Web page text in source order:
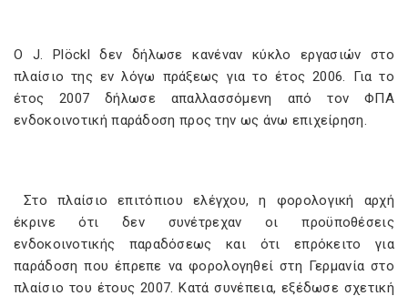
Ο J. Plöckl δεν δήλωσε κανέναν κύκλο εργασιών στο
πλαίσιο της εν λόγω πράξεως για το έτος 2006. Για το
έτος 2007 δήλωσε απαλλασσόμενη από τον ΦΠΑ
ενδοκοινοτική παράδοση προς την ως άνω επιχείρηση.
Στο πλαίσιο επιτόπιου ελέγχου, η φορολογική αρχή
έκρινε ότι δεν συνέτρεχαν οι προϋποθέσεις
ενδοκοινοτικής παραδόσεως και ότι επρόκειτο για
παράδοση που έπρεπε να φορολογηθεί στη Γερμανία στο
πλαίσιο του έτους 2007. Κατά συνέπεια, εξέδωσε σχετική